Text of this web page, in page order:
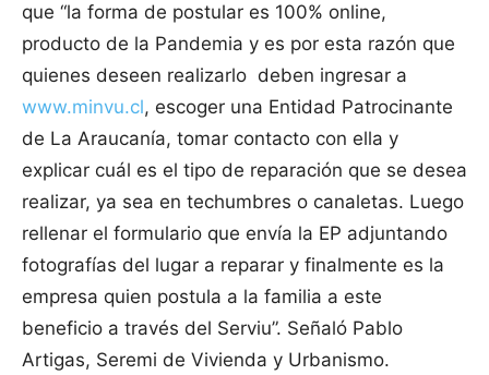
que “la forma de postular es 100% online,
producto de la Pandemia y es por esta razón que
quienes deseen realizarlo deben ingresar a
www.minvu.cl, escoger una Entidad Patrocinante
de La Araucanía, tomar contacto con ella y
explicar cuál es el tipo de reparación que se desea
realizar, ya sea en techumbres o canaletas. Luego
rellenar el formulario que envía la EP adjuntando
fotografías del lugar a reparar y finalmente es la
empresa quien postula a la familia a este
beneficio a través del Serviu”. Señaló Pablo
Artigas, Seremi de Vivienda y Urbanismo.